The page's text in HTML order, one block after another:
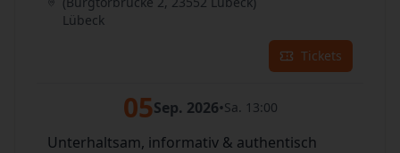
Lübeck
Tickets
05Sep. 2026•Sa. 13:00
Unterhaltsam, informativ & authentisch